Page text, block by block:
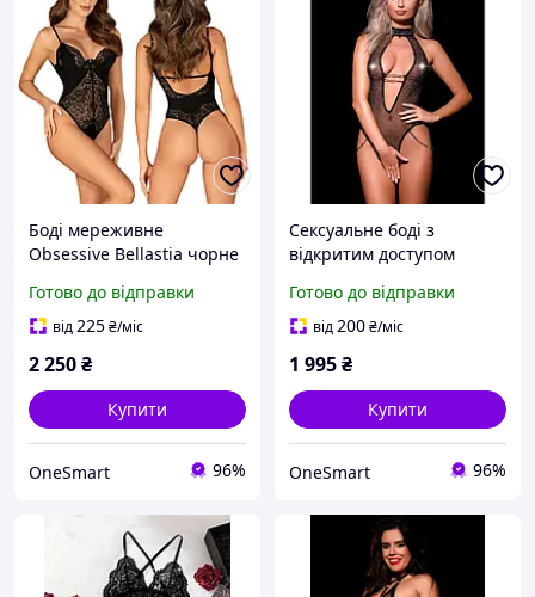
Боді мереживне
Obsessive Bellastia чорне
зустрічей з відкритим
доступом розмір XS/S
Готово до відправки
від225₴/міс
2 250₴
Купити
OneSmart 96%
Сексуальне боді з
відкритим доступом
для романтичних
зустрічей та особливих
Готово до відправки
від200₴/міс
1 995₴
Купити
OneSmart 96%